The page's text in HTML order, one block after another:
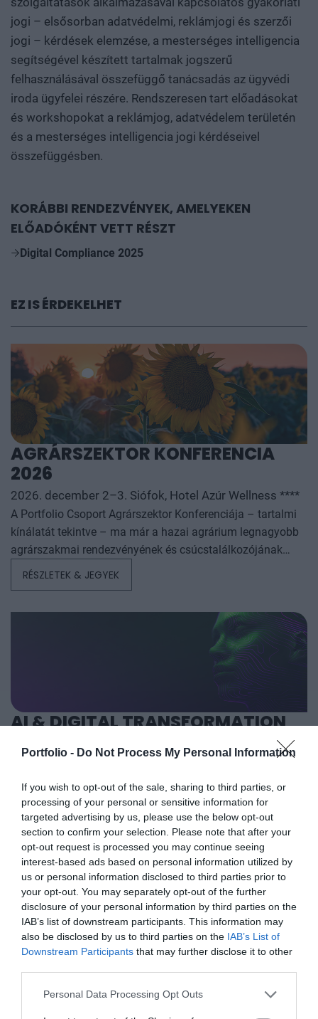
Portfolio - Do Not Process My Personal Information
If you wish to opt-out of the sale, sharing to third parties, or
processing of your personal or sensitive information for
targeted advertising by us, please use the below opt-out
section to confirm your selection. Please note that after your
opt-out request is processed you may continue seeing
interest-based ads based on personal information utilized by
us or personal information disclosed to third parties prior to
your opt-out. You may separately opt-out of the further
disclosure of your personal information by third parties on the
IAB’s list of downstream participants. This information may
also be disclosed by us to third parties on the IAB’s List of
Downstream Participants that may further disclose it to other
Personal Data Processing Opt Outs
jogi – elsősorban adatvédelmi, reklámjogi és szerzői
jogi – kérdések elemzése, a mesterséges intelligencia
segítségével készített tartalmak jogszerű
felhasználásával összefüggő tanácsadás az ügyvédi
iroda ügyfelei részére. Rendszeresen tart előadásokat
és workshopokat a reklámjog, adatvédelem területén
és a mesterséges intelligencia jogi kérdéseivel
összefüggésben.
KORÁBBI RENDEZVÉNYEK, AMELYEKEN
ELŐADÓKÉNT VETT RÉSZT
Digital Compliance 2025
EZ IS ÉRDEKELHET
AGRÁRSZEKTOR KONFERENCIA
2026
2026. december 2–3. Siófok, Hotel Azúr Wellness ****
A Portfolio Csoport Agrárszektor Konferenciája – tartalmi
kínálatát tekintve – ma már a hazai agrárium legnagyobb
agrárszakmai rendezvényének és csúcstalálkozójának
számít. A konferencia célja, hogy összegezze és elemezze
az agrárpiaci szereplők sikeres üzleti és beruházási
döntéseihez. A konferencia háromnapos szakmai
programmal várja az érdeklődőket: az esemény ünnepélyes
szakmai előesttel kezdődik, amelyet további két, rendkívül
összetett és kimerítően részletes egész napos szakmai
tartalmi kínálat követ. A konferencián a hazai
államigazgatási, banki, vállalati és érdekképviseleti szféra
csúcsvezetői nyújtanak első kézből származó, releváns
információkat, amelyek az agrárgazdaság valamennyi
szereplője – a termelők, az élelmiszergyártók és a
kereskedők – számára egyaránt hasznos tájékoztatásul
szolgálhatnak. Emellett a rendezvény széles
körű bemutatkozási és piacépítési lehetőséget biztosít az
agráriumot kiszolgáló vállalkozások – inputgyártók,
integrátorok, gépforgalmazók, finanszírozási és egyéb
szolgáltatók – számára. A konferencia a tartalmas
programkínálaton túl alkalmat teremt a szakmai
kapcsolatépítésre, a networkingre és az üzleti
tárgyalásokra, a színvonalas szakmai előadások és
kerekasztal-beszélgetések mellett pedig szórakoztató
műsorral járul hozzá a résztvevők feltöltődéséhez és
kikapcsolódásához. A Portfolio Csoport az Agrárszektor
RÉSZLETEK & JEGYEK
AI & DIGITAL TRANSFORMATION
2026
Elképesztő ütemben digitalizálódik az életünk és ezzel
együtt a vállalatok működése, a papír alapú folyamatok
megszűnnek, a fiókokba, személyes ügyintézésre csak a
legkomplexebb ügyekben járunk, digitális csatornákon 0-24
órában kommunikálunk, ügyeket intézünk. Ám most a
digitális világot, a belső működést és az ügyfél front-
endeket is feje tetejére állítja az AI-forradalom, és az
agentic AI trend. Az önállóan cselekedni képes AI-
ügynökök, illetve az egyes üzleti, compliance és
adminisztratív folyamatokat támogató AI-eszközök és
vállalti megoldások korábban elképzelhetetlen sebességet
cégeknek. MIt kezdünk a megnyert munkaórákkal és a
RÉSZLETEK & JEGYEK
DEEP TECH 2026